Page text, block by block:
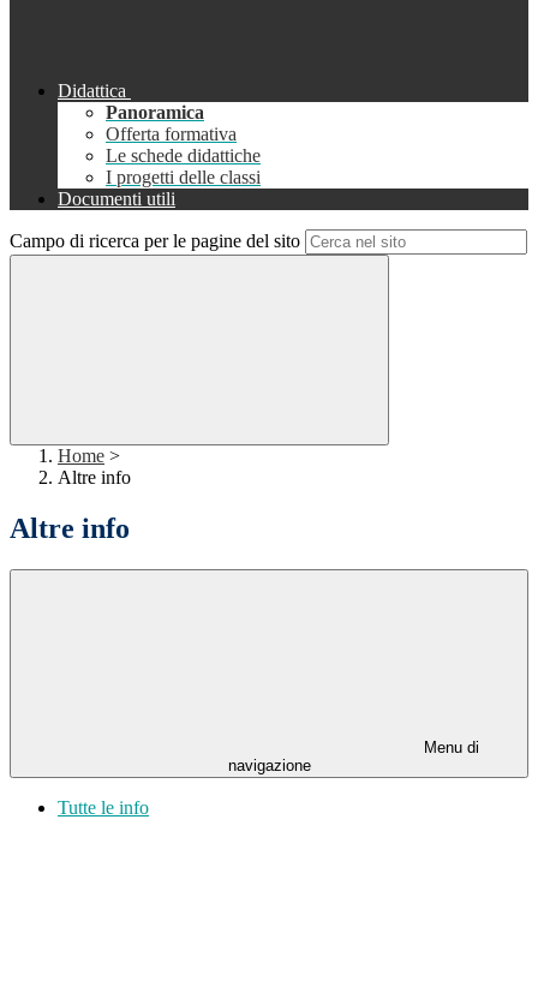
Didattica
Panoramica
Offerta formativa
Le schede didattiche
I progetti delle classi
Documenti utili
Campo di ricerca per le pagine del sito
Home >
Altre info
Altre info
Menu di
navigazione
Tutte le info